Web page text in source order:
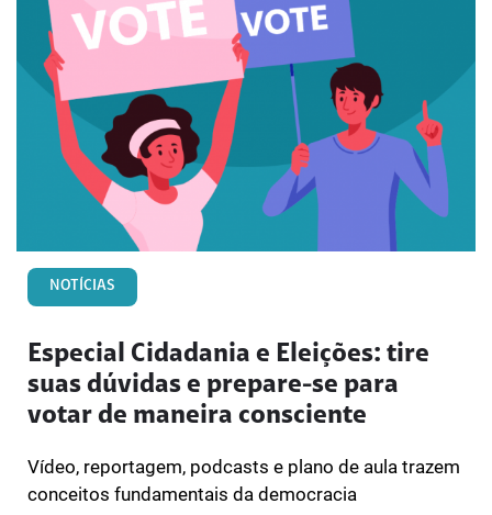
NOTÍCIAS
Especial Cidadania e Eleições: tire
suas dúvidas e prepare-se para
votar de maneira consciente
Vídeo, reportagem, podcasts e plano de aula trazem
conceitos fundamentais da democracia